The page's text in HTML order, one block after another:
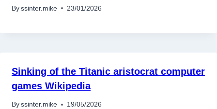
By ssinter.mike 23/01/2026
Sinking of the Titanic aristocrat computer
games Wikipedia
By ssinter.mike 19/05/2026